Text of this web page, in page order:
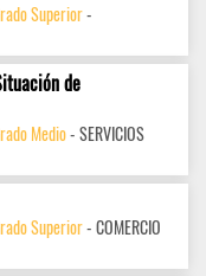
Superior-
de
Medio- SERVICIOS
Superior- COMERCIO